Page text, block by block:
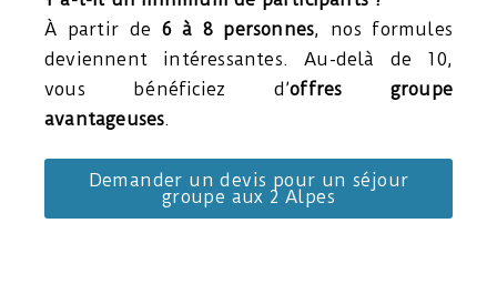
À partir de 6 à 8 personnes, nos formules
deviennent intéressantes. Au-delà de 10,
vous bénéficiez d’offres groupe
avantageuses.
Demander un devis pour un séjour
groupe aux 2 Alpes